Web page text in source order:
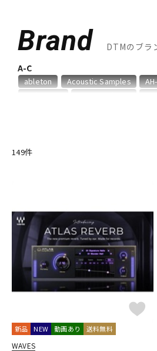
Brand DTMのブラ
A-C
ableton Acoustic Samples
INTERNET
O-R
OVERLOUD Oyaide Pearl
Rational Acoustics
Rob Papen
S-T
SANWA SUPPLY SENNHEISER
Steinberg
Steven Slate Audio
UDG u-he（ユーヒー）
XFER RECORDS
149件
新品 NEW 動画あり 送料無料
WAVES